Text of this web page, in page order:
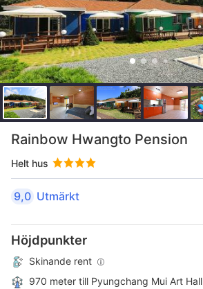
Rainbow Hwangto Pension
Helt hus
9,0 Utmärkt
Höjdpunkter
Skinande rent
970 meter till Pyungchang Mui Art Hall